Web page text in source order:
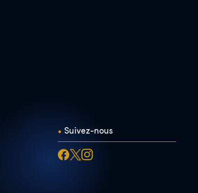
Suivez-nous